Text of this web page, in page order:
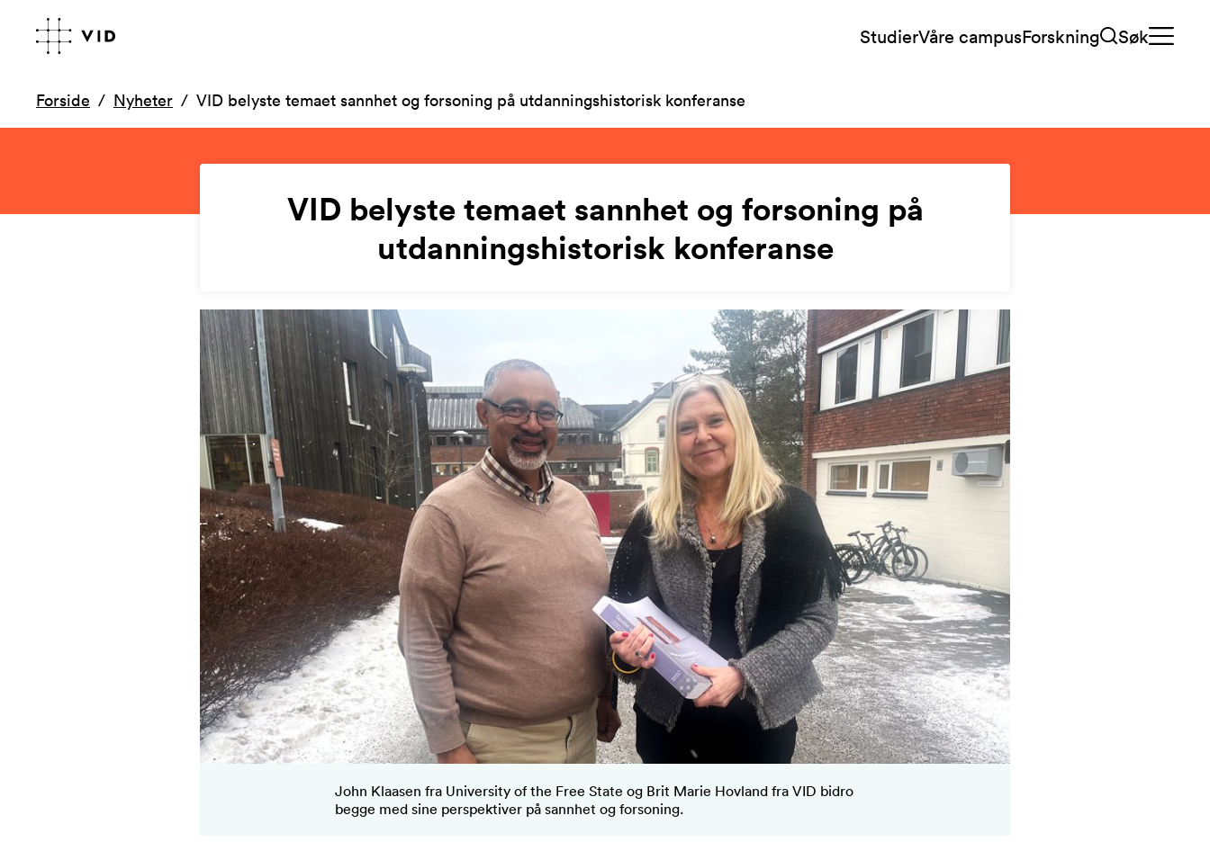
StudierVåre campusForskning Søk
Forside Nyheter VID belyste temaet sannhet og forsoning på utdanningshistorisk konferanse
VID belyste temaet sannhet og forsoning på
utdanningshistorisk konferanse
John Klaasen fra University of the Free State og Brit Marie Hovland fra VID bidro
begge med sine perspektiver på sannhet og forsoning.